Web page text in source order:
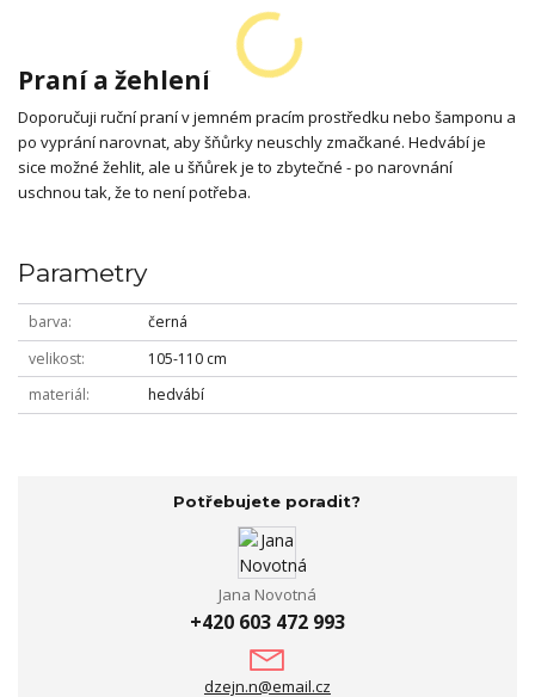
Praní a žehlení
Doporučuji ruční praní v jemném pracím prostředku nebo šamponu a
po vyprání narovnat, aby šňůrky neuschly zmačkané. Hedvábí je
sice možné žehlit, ale u šňůrek je to zbytečné - po narovnání
uschnou tak, že to není potřeba.
Parametry
barva
černá
velikost
105-110 cm
materiál
hedvábí
Potřebujete poradit?
Jana Novotná
+420 603 472 993
dzejn.n@email.cz